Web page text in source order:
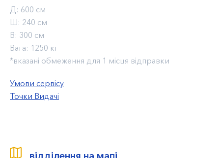
Д: 600 см
Ш: 240 см
В: 300 см
Вага: 1250 кг
*вказані обмеження для 1 місця відправки
Умови сервісу
Точки Видачі
відділення на мапі